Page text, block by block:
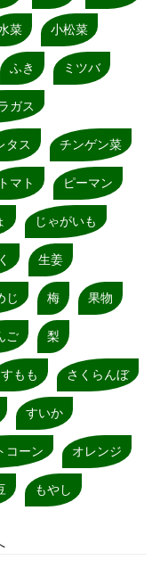
菜 小松菜
ふき ミツバ
ガス
タス チンゲン菜
トマト ピーマン
じゃがいも
生姜
じ 梅 果物
ご 梨
すもも さくらんぼ
すいか
コーン オレンジ
もやし